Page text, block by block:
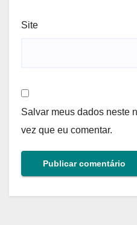
Site
Salvar meus dados neste
vez que eu comentar.